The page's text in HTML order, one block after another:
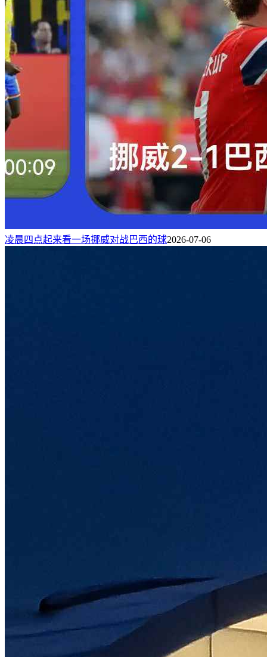
凌晨四点起来看一场挪威对战巴西的球2026-07-06